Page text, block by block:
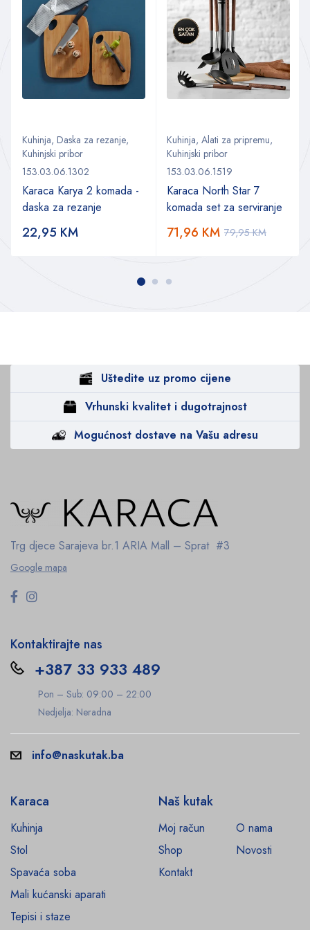
Kuhinja, Daska za rezanje,
Kuhinjski pribor
153.03.06.1302
Karaca Karya 2 komada -
daska za rezanje
22,95 KM
Kuhinja, Alati za pripremu,
Kuhinjski pribor
153.03.06.1519
Karaca North Star 7
komada set za serviranje
79,95KM
71,96 KM
Uštedite uz promo cijene
Vrhunski kvalitet i dugotrajnost
Mogućnost dostave na Vašu adresu
Trg djece Sarajeva br.1 ARIA Mall – Sprat #3
Google mapa
Kontaktirajte nas
+387 33 933 489
Pon – Sub: 09:00 – 22:00
Nedjelja: Neradna
info@naskutak.ba
Karaca
Kuhinja
Stol
Spavaća soba
Mali kućanski aparati
Tepisi i staze
Naš kutak
Moj račun
O nama
Shop
Novosti
Kontakt